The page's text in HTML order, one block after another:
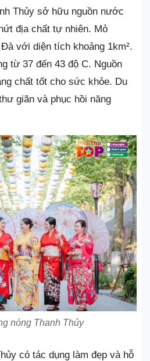
Thủy sở hữu nguồn nước
địa chất tự nhiên. Mỏ
với diện tích khoảng 1km².
từ 37 đến 43 độ C. Nguồn
chất tốt cho sức khỏe. Du
giãn và phục hồi năng
nóng Thanh Thủy
có tác dụng làm đẹp và hỗ